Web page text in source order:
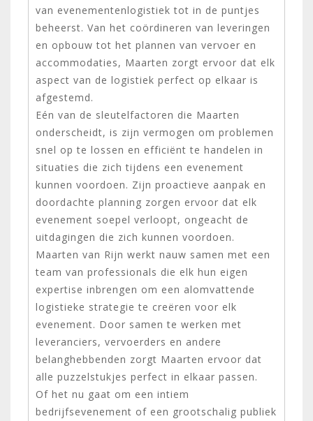
van evenementenlogistiek tot in de puntjes
beheerst. Van het coördineren van leveringen
en opbouw tot het plannen van vervoer en
accommodaties, Maarten zorgt ervoor dat elk
aspect van de logistiek perfect op elkaar is
afgestemd.
Eén van de sleutelfactoren die Maarten
onderscheidt, is zijn vermogen om problemen
snel op te lossen en efficiënt te handelen in
situaties die zich tijdens een evenement
kunnen voordoen. Zijn proactieve aanpak en
doordachte planning zorgen ervoor dat elk
evenement soepel verloopt, ongeacht de
uitdagingen die zich kunnen voordoen.
Maarten van Rijn werkt nauw samen met een
team van professionals die elk hun eigen
expertise inbrengen om een alomvattende
logistieke strategie te creëren voor elk
evenement. Door samen te werken met
leveranciers, vervoerders en andere
belanghebbenden zorgt Maarten ervoor dat
alle puzzelstukjes perfect in elkaar passen.
Of het nu gaat om een intiem
bedrijfsevenement of een grootschalig publiek